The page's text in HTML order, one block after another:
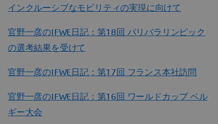
インクルーシブなモビリティの実現に向けて
官野一彦のIFWE日記：第18回 パリパラリンピック
の選考結果を受けて
官野一彦のIFWE日記：第17回 フランス本社訪問
官野一彦のIFWE日記：第16回 ワールドカップ ベル
ギー大会